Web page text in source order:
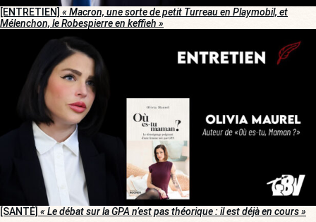
[ENTRETIEN] « Macron, une sorte de petit Turreau en Playmobil, et
Mélenchon, le Robespierre en keffieh »
[SANTÉ] « Le débat sur la GPA n’est pas théorique : il est déjà en cours »